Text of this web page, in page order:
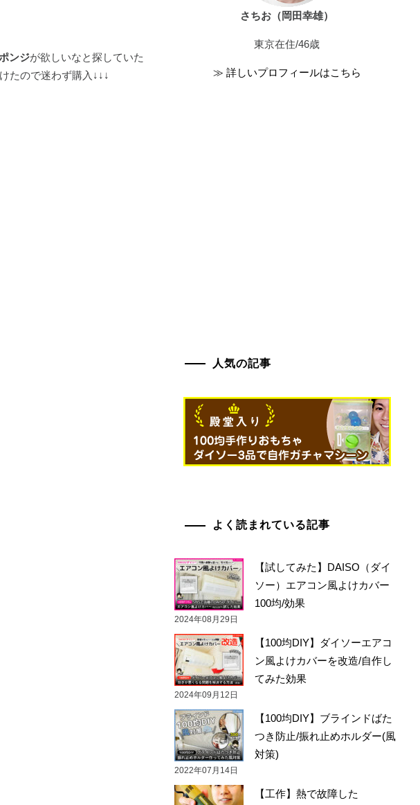
ンジが欲しいなと探していた
たので迷わず購入↓↓↓
さちお（岡田幸雄）
東京在住/46歳
≫ 詳しいプロフィールはこちら
人気の記事
よく読まれている記事
【試してみた】DAISO（ダイ
ソー）エアコン風よけカバー
100均/効果
2024年08月29日
【100均DIY】ダイソーエアコ
ン風よけカバーを改造/自作し
てみた効果
2024年09月12日
【100均DIY】ブラインドばた
つき防止/振れ止めホルダー(風
対策)
2022年07月14日
【工作】熱で故障した